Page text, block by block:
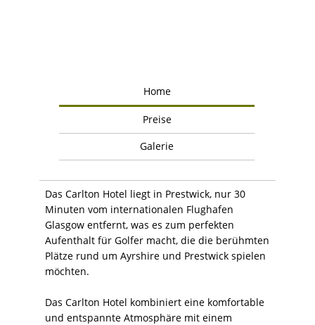
Home
Preise
Galerie
Das Carlton Hotel liegt in Prestwick, nur 30
Minuten vom internationalen Flughafen
Glasgow entfernt, was es zum perfekten
Aufenthalt für Golfer macht, die die berühmten
Plätze rund um Ayrshire und Prestwick spielen
möchten.
Das Carlton Hotel kombiniert eine komfortable
und entspannte Atmosphäre mit einem